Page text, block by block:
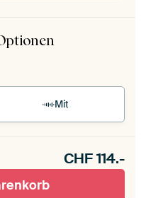
ansehen
Mit
CHF114.-